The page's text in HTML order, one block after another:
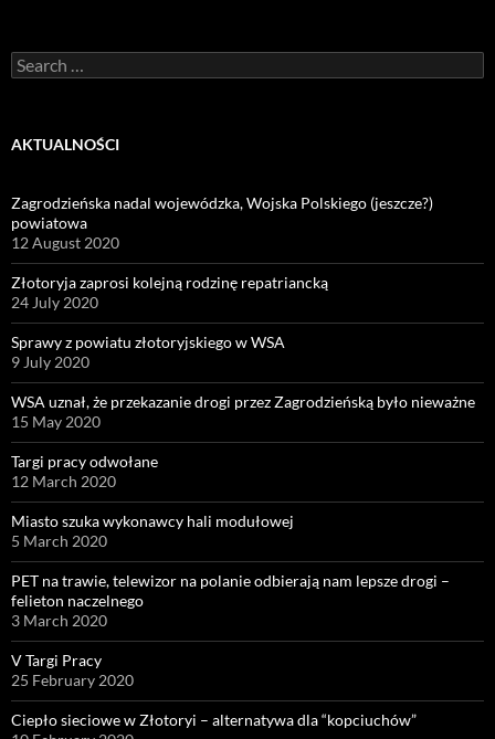
Search
for:
AKTUALNOŚCI
Zagrodzieńska nadal wojewódzka, Wojska Polskiego (jeszcze?)
powiatowa
12 August 2020
Złotoryja zaprosi kolejną rodzinę repatriancką
24 July 2020
Sprawy z powiatu złotoryjskiego w WSA
9 July 2020
WSA uznał, że przekazanie drogi przez Zagrodzieńską było nieważne
15 May 2020
Targi pracy odwołane
12 March 2020
Miasto szuka wykonawcy hali modułowej
5 March 2020
PET na trawie, telewizor na polanie odbierają nam lepsze drogi –
felieton naczelnego
3 March 2020
V Targi Pracy
25 February 2020
Ciepło sieciowe w Złotoryi – alternatywa dla “kopciuchów”